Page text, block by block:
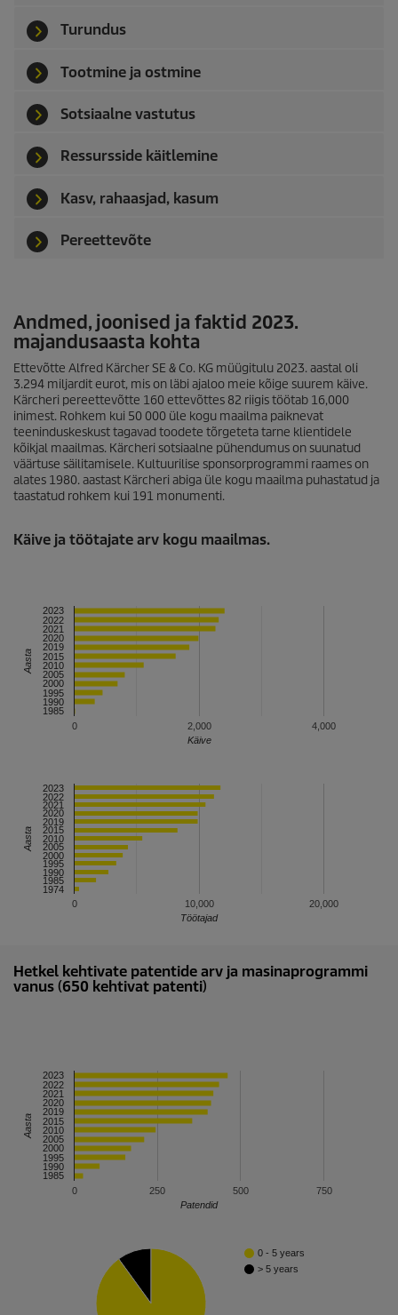
Turundus
Tootmine ja ostmine
Sotsiaalne vastutus
Ressursside käitlemine
Kasv, rahaasjad, kasum
Pereettevõte
Andmed, joonised ja faktid 2023.
majandusaasta kohta
Ettevõtte Alfred Kärcher SE & Co. KG müügitulu 2023. aastal oli
3.294 miljardit eurot, mis on läbi ajaloo meie kõige suurem käive.
Kärcheri pereettevõtte 160 ettevõttes 82 riigis töötab 16,000
inimest. Rohkem kui 50 000 üle kogu maailma paiknevat
teeninduskeskust tagavad toodete tõrgeteta tarne klientidele
kõikjal maailmas. Kärcheri sotsiaalne pühendumus on suunatud
väärtuse säilitamisele. Kultuurilise sponsorprogrammi raames on
alates 1980. aastast Kärcheri abiga üle kogu maailma puhastatud ja
taastatud rohkem kui 191 monumenti.
Käive ja töötajate arv kogu maailmas.
0 2,000 4,000
2023
2022
2021
2020
2019
2015
2010
2005
2000
1995
1990
1985
Käive
Aasta
0 10,000 20,000
2023
2022
2021
2020
2019
2015
2010
2005
2000
1995
1990
1985
1974
Töötajad
Aasta
Hetkel kehtivate patentide arv ja masinaprogrammi
vanus (650 kehtivat patenti)
0 250 500 750
2023
2022
2021
2020
2019
2015
2010
2005
2000
1995
1990
1985
Patendid
Aasta
0 - 5 years
> 5 years